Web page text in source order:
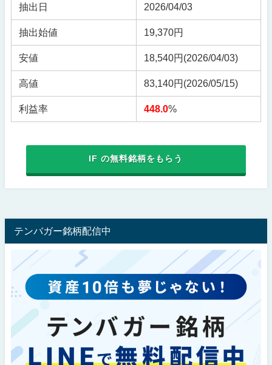
抽出日 2026/04/03
抽出始値 19,370円
安値 18,540円 (2026/04/03)
高値 83,140円 (2026/05/15)
利益率 448.0%
IF の無料銘柄をもらう
テンバガー銘柄配信中